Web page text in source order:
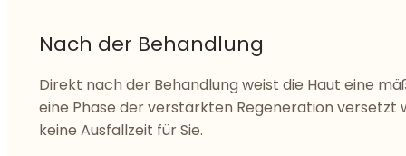
Nach der Behandlung
Direkt nach der Behandlung weist die Haut eine
eine Phase der verstärkten Regeneration versetzt
keine Ausfallzeit für Sie.